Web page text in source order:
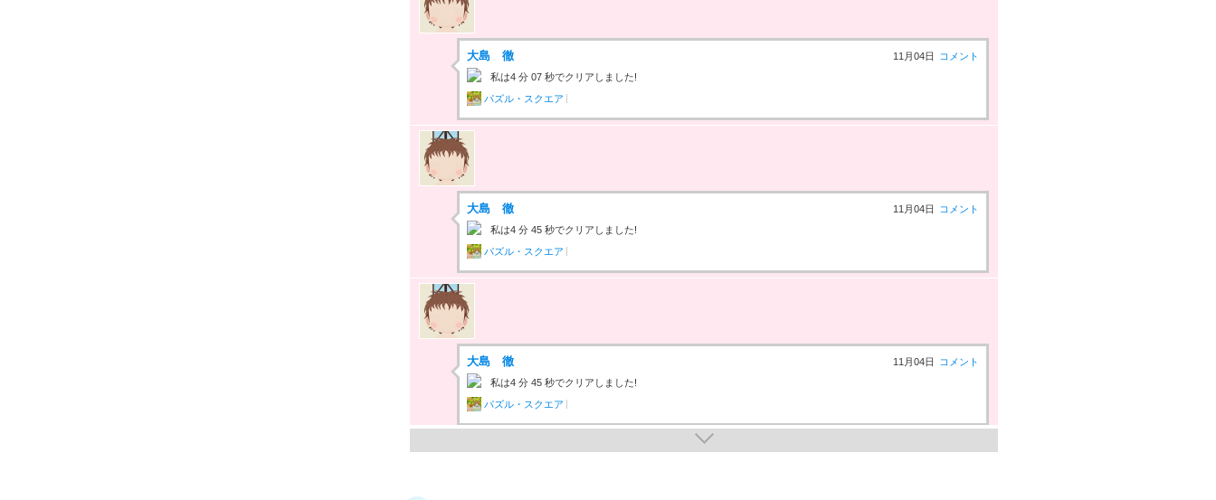
大島 徹 11月04日
コメント
私は4 分 07 秒でクリアしました!
パズル・スクエア
大島 徹 11月04日
コメント
私は4 分 45 秒でクリアしました!
パズル・スクエア
大島 徹 11月04日
コメント
私は4 分 45 秒でクリアしました!
パズル・スクエア